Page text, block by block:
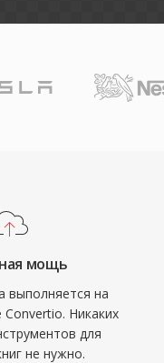
мощь
выполняется на
Convertio. Никаких
для
не нужно.